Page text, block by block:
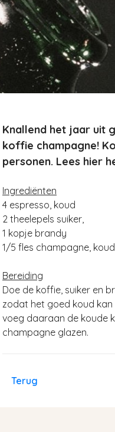
Knallend het jaar uit
koffie champagne!
personen. Lees hier
Ingrediënten
4 espresso, koud
2 theelepels suiker,
1 kopje brandy
1/5 fles champagne, koud
Bereiding
Doe de koffie, suiker en
zodat het goed koud kan
voeg daaraan de koude
champagne glazen.
Terug